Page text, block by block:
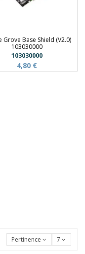
Grove Base Shield (V2.0)
103030000
103030000
4,80 €
Pertinence 7